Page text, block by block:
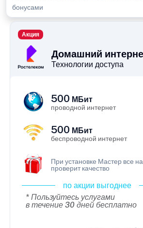
бонусами
Домашний
Технологии доступа
Акция
500 МБит
проводной интернет
500 МБит
беспроводной интернет
При установке Мастер все
проверит качество
по акции выгоднее
* Пользуйтесь услугами
в течение 30 дней бесплатно